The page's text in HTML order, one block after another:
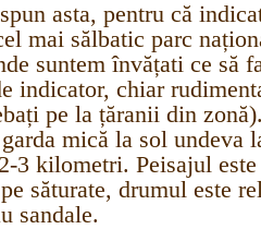
asta, pentru că
mai sălbatic parc
suntem învățati ce să
indicator, chiar
pe la țăranii din
mică la sol undeva
3 kilometri. Peisajul
săturate, drumul este
sandale.